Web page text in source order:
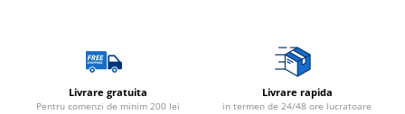
Livrare gratuita
Pentru comenzi de minim 200 lei
Livrare rapida
in termen de 24/48 ore lucratoare